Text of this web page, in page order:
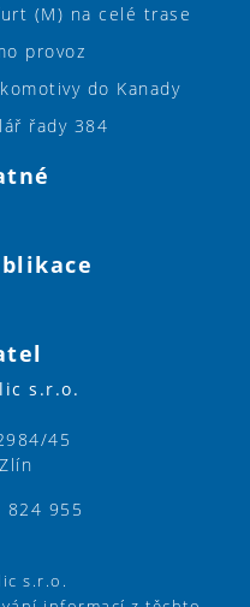
(M) na celé trase
provoz
do Kanady
řady 384
s.r.o.
45
824 955
s.r.o.